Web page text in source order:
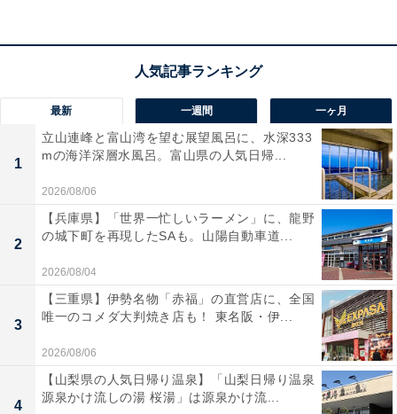
Beats「Studio Pro」の口コミは？
Beats「Studio Pro」には以下のような口コミが寄せられ
ています。
驚くほど音の歪みがなくてクリアな音質なので大好
きな曲を聴き直すのが楽しいです
ノイズキャンセリングが非常に優秀で騒がしいカフ
ェでも一瞬で集中空間を作れます
バッテリー持ちが良くて充電の手間がほぼなくなり
最新 一週間 一ヶ月
1
立山連峰と富山湾を望む展望風呂に、水深333
mの海洋深層水風呂。富山県の人気日帰...
2026/08/06
2
【兵庫県】「世界一忙しいラーメン」に、龍野
の城下町を再現したSAも。山陽自動車道...
2026/08/04
3
【三重県】伊勢名物「赤福」の直営店に、全国
唯一のコメダ大判焼き店も！ 東名阪・伊...
2026/08/06
4
【山梨県の人気日帰り温泉】「山梨日帰り温泉
源泉かけ流しの湯 桜湯」は源泉かけ流...